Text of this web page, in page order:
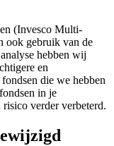
(Invesco Multi-
ook gebruik van de
hebben wij
en
die we hebben
in je
risico verder verbeterd.